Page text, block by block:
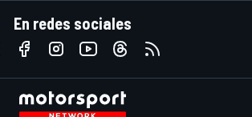
En redes sociales